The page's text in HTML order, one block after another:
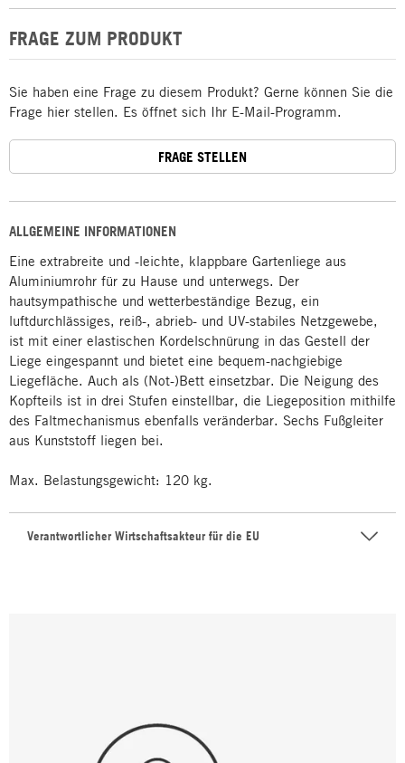
ALLGEMEINE INFORMATIONEN
Eine extrabreite und -leichte, klappbare Gartenliege aus
Aluminiumrohr für zu Hause und unterwegs. Der
hautsympathische und wetterbeständige Bezug, ein
luftdurchlässiges, reiß-, abrieb- und UV-stabiles Netzgewebe,
ist mit einer elastischen Kordelschnürung in das Gestell der
Liege eingespannt und bietet eine bequem-nachgiebige
Liegefläche. Auch als (Not-)Bett einsetzbar. Die Neigung des
Kopfteils ist in drei Stufen einstellbar, die Liegeposition mithilfe
des Faltmechanismus ebenfalls veränderbar. Sechs Fußgleiter
aus Kunststoff liegen bei.
Max. Belastungsgewicht: 120 kg.
Verantwortlicher Wirtschaftsakteur für die EU
FRAGE ZUM PRODUKT
Sie haben eine Frage zu diesem Produkt? Gerne können Sie die
Frage hier stellen. Es öffnet sich Ihr E-Mail-Programm.
FRAGE STELLEN